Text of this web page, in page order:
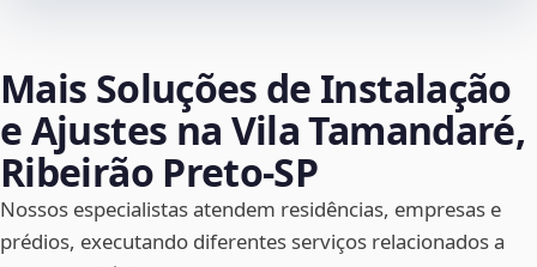
Mais Soluções de Instalação
e Ajustes na Vila Tamandaré,
Ribeirão Preto‑SP
Nossos especialistas atendem residências, empresas e
prédios, executando diferentes serviços relacionados a